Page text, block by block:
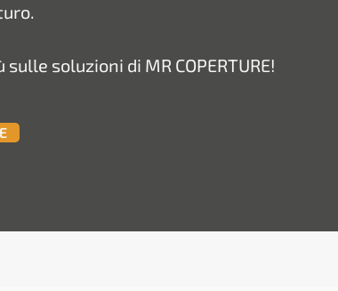
soluzioni di MR COPERTURE!